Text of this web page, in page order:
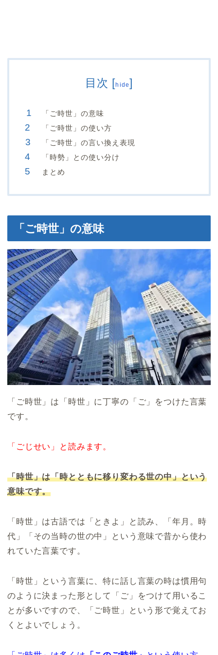
目次 [hide]
「ご時世」の意味
「ご時世」の使い方
「ご時世」の言い換え表現
「時勢」との使い分け
まとめ
「ご時世」の意味
「ご時世」は「時世」に丁寧の「ご」をつけた言葉
です。
「ごじせい」と読みます。
「時世」は「時とともに移り変わる世の中」という
意味です。
「時世」は古語では「ときよ」と読み、「年月。時
代」「その当時の世の中」という意味で昔から使わ
れていた言葉です。
「時世」という言葉に、特に話し言葉の時は慣用句
のように決まった形として「ご」をつけて用いるこ
とが多いですので、「ご時世」という形で覚えてお
くとよいでしょう。